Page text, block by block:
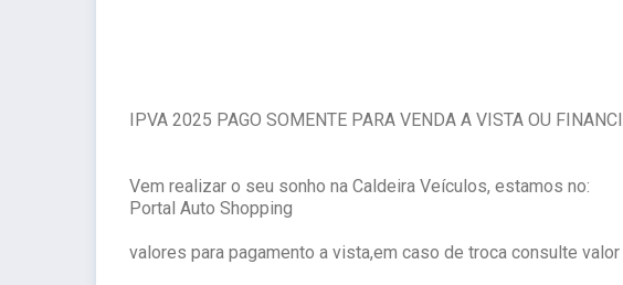
IPVA 2025 PAGO SOMENTE PARA VENDA A VISTA OU
Vem realizar o seu sonho na Caldeira Veículos, estamos no:
Portal Auto Shopping
valores para pagamento a vista,em caso de troca consulte